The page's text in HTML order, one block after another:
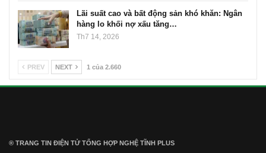
Lãi suất cao và bất động sản khó khăn: Ngân
hàng lo khối nợ xấu tăng…
Th7 14, 2026
PREV NEXT 1 của 2.660
® TRANG TIN ĐIỆN TỬ ТỔNG HỢP NGHỆ TĨNH PLUS